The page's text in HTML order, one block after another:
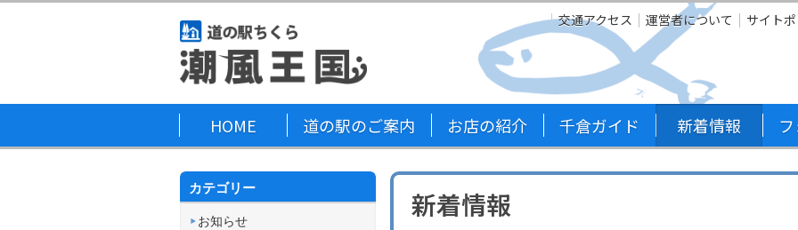
交通アクセス 運営者について サイト
HOME 道の駅のご案内 お店の紹介 千倉ガイド 新着情報
新着情報
カテゴリー
お知らせ